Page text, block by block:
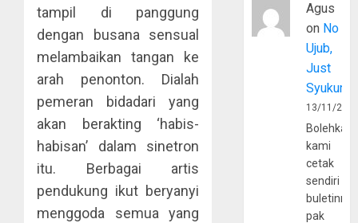
tampil di panggung
dengan busana sensual
melambaikan tangan ke
arah penonton. Dialah
pemeran bidadari yang
akan berakting ‘habis-
habisan’ dalam sinetron
itu. Berbagai artis
pendukung ikut beryanyi
menggoda semua yang
Agus
on No
Ujub,
Just
Syukur
13/11/
Bolehkah
kami
cetak
sendiri
pak